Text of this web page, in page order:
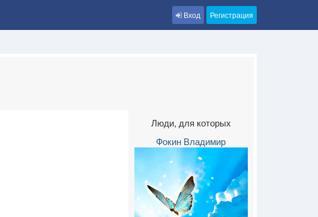
Вход Регистрация
Люди, для которых
Фокин Владимир